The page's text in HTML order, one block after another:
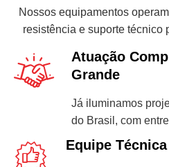
Nossos equipamentos
resistência e suporte técnico
Atuação
Grande
Já iluminamos
do Brasil, com
Equipe